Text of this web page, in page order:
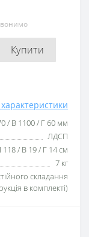
характеристики
/ В 1100 / Г 60 мм
ЛДСП
/ В 19 / Г 14 cм
7 кг
складання
в комплекті)
Купити